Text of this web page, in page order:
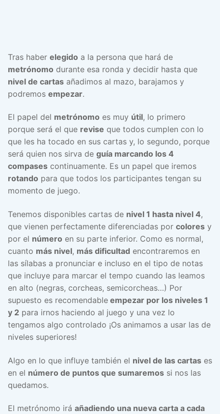
Tras haber elegido a la persona que hará de
metrónomo durante esa ronda y decidir hasta que
nivel de cartas añadimos al mazo, barajamos y
podremos empezar.
El papel del metrónomo es muy útil, lo primero
porque será el que revise que todos cumplen con lo
que les ha tocado en sus cartas y, lo segundo, porque
será quien nos sirva de guía marcando los 4
compases continuamente. Es un papel que iremos
rotando para que todos los participantes tengan su
momento de juego.
Tenemos disponibles cartas de nivel 1 hasta nivel 4,
que vienen perfectamente diferenciadas por colores y
por el número en su parte inferior. Como es normal,
cuanto más nivel, más dificultad encontraremos en
las sílabas a pronunciar e incluso en el tipo de notas
que incluye para marcar el tempo cuando las leamos
en alto (negras, corcheas, semicorcheas…) Por
supuesto es recomendable empezar por los niveles 1
y 2 para irnos haciendo al juego y una vez lo
tengamos algo controlado ¡Os animamos a usar las de
niveles superiores!
Algo en lo que influye también el nivel de las cartas es
en el número de puntos que sumaremos si nos las
quedamos.
El metrónomo irá añadiendo una nueva carta a cada